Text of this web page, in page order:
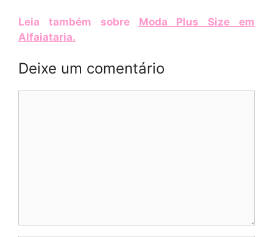
Leia também sobre Moda Plus Size em
Alfaiataria.
Deixe um comentário